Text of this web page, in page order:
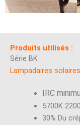
Produits utilisés :
Série BK
Lampadaires solaires
IRC
5700K
30% Du